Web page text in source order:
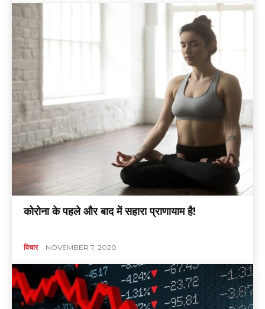
कोरोना के पहले और बाद में सहारा प्राणायाम है!
विचार NOVEMBER 7, 2020